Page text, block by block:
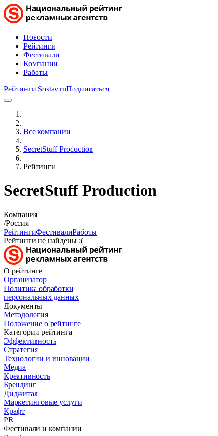
Новости
Рейтинги
Фестивали
Компании
Работы
Рейтинги Sostav.ruПодписаться
Все компании
SecretStuff Production
Рейтинги
SecretStuff Production
Компания
/Россия
РейтингиФестивалиРаботы
Рейтинги не найдены :(
О рейтинге
Организатор
Политика обработки
персональных данных
Документы
Методология
Положение о рейтинге
Категории рейтинга
Эффективность
Стратегия
Технологии и инновации
Медиа
Креативность
Брендинг
Диджитал
Маркетинговые услуги
Крафт
PR
Фестивали и компании